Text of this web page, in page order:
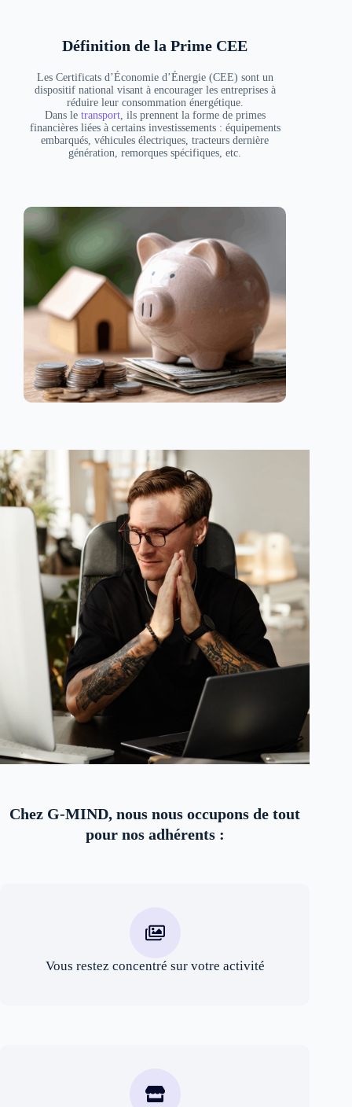
Définition de la Prime CEE
Les Certificats d’Économie d’Énergie (CEE) sont un
dispositif national visant à encourager les entreprises à
réduire leur consommation énergétique.
Dans le transport, ils prennent la forme de primes
financières liées à certains investissements : équipements
embarqués, véhicules électriques, tracteurs dernière
génération, remorques spécifiques, etc.
Chez G-MIND, nous nous occupons de tout
pour nos adhérents :
Vous restez concentré sur votre activité